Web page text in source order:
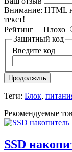
Внимание: HTML
текст!
Рейтинг Плохо
Защитный код
Введите код
Продолжить
Теги: Блок,
Рекомендуемые
SSD